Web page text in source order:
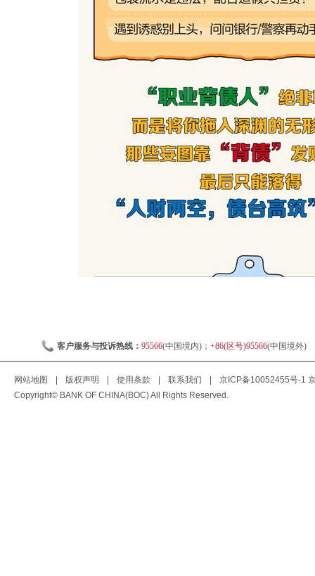
客户服务与投诉热线： 95566(中国境内)； +86(区号)95566(中国境外)
网站地图 版权声明 使用条款 联系我们 京ICP备10052455号-1
Copyright© BANK OF CHINA(BOC) All Rights Reserved.